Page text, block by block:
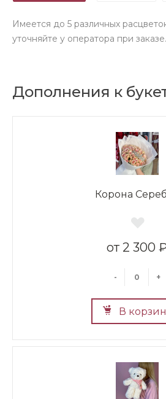
Имеется до 5 различных
уточняйте у оператора при заказе.
Дополнения к
Корона
2 300
- +
В